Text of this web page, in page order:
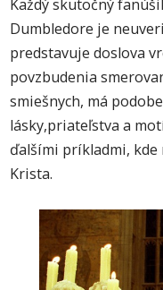
Každý skutočný
Dumbledore je
predstavuje doslova
povzbudenia
smiešnych, má
lásky,priateľstva a
ďalšími príkladmi, kde
Krista.